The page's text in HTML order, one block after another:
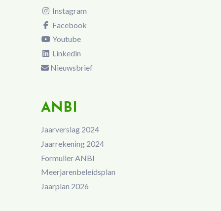
Instagram
Facebook
Youtube
Linkedin
Nieuwsbrief
ANBI
Jaarverslag 2024
Jaarrekening 2024
Formulier ANBI
Meerjarenbeleidsplan
Jaarplan 2026